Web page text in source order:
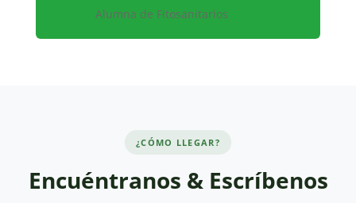
Alumna de Fitosanitarios
¿CÓMO LLEGAR?
Encuéntranos & Escríbenos